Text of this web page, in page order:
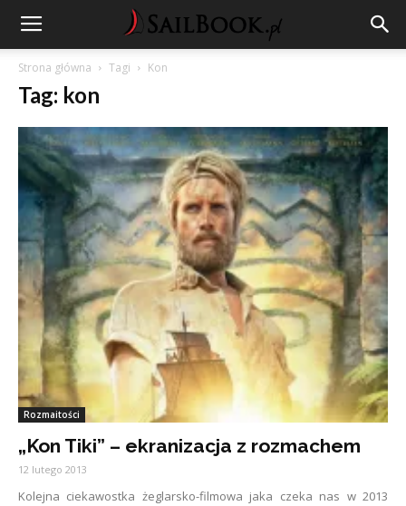
Strona główna Tagi Kon
Tag: kon
Rozmaitości
„Kon Tiki” – ekranizacja z rozmachem
12 lutego 2013
Kolejna ciekawostka żeglarsko-filmowa jaka czeka nas w 2013